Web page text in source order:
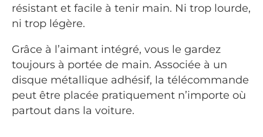
résistant et facile à tenir main. Ni trop lourde,
ni trop légère.
Grâce à l’aimant intégré, vous le gardez
toujours à portée de main. Associée à un
disque métallique adhésif, la télécommande
peut être placée pratiquement n’importe où
partout dans la voiture.